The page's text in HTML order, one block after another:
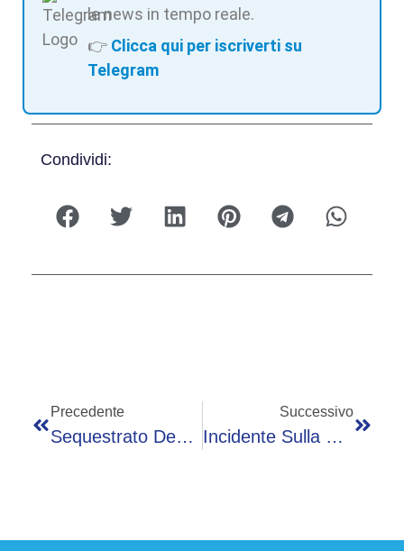
le news in tempo reale.
👉 Clicca qui per iscriverti su
Telegram
Condividi:
Precedente
Sequestrato Denaro Al Valico Di Frontiera
Successivo
Incidente Sulla Provinciale Della Valle Seriana. Traffico In Tilt